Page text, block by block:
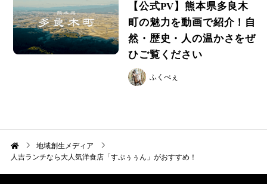
【公式PV】熊本県多良木
町の魅力を動画で紹介！自
然・歴史・人の温かさをぜ
ひご覧ください
ふくべぇ
地域創生メディア
人吉ランチなら大人気洋食店「すぷぅぅん」がおすすめ！